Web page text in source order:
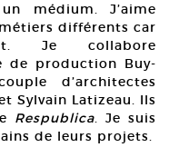
médium. J’aime
différents car
Je collabore
de production Buy-
d’architectes
Sylvain Latizeau. Ils
Respublica. Je suis
de leurs projets.